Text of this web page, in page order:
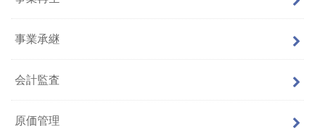
事業承継
会計監査
原価管理